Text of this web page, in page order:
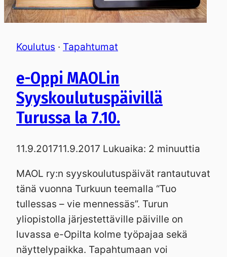
Koulutus · Tapahtumat
e-Oppi MAOLin
Syyskoulutuspäivillä
Turussa la 7.10.
11.9.201711.9.2017 Lukuaika: 2 minuuttia
MAOL ry:n syyskoulutuspäivät rantautuvat
tänä vuonna Turkuun teemalla “Tuo
tullessas – vie mennessäs”. Turun
yliopistolla järjestettäville päiville on
luvassa e-Opilta kolme työpajaa sekä
näyttelypaikka. Tapahtumaan voi